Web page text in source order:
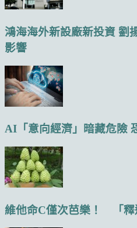
鴻海海外新設廠新投資 劉
影響
AI「意向經濟」暗藏危險
維他命C僅次芭樂！ 「釋